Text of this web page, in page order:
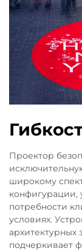
Проектор
широкому
конфигурации,
потребности
условиях.
архитектурных
подчеркивает